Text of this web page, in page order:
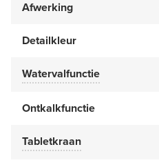
Afwerking
Detailkleur
Watervalfunctie
Ontkalkfunctie
Tabletkraan